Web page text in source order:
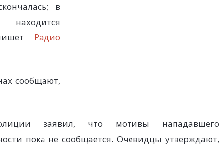
в
находится
Радио
сообщают,
заявил, что мотивы нападавшего
пока не сообщается. Очевидцы утверждают,